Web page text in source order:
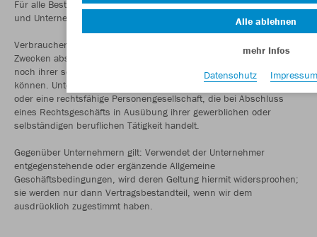
Für alle Bestellungen über unseren Online-Shop durch Verbraucher
und Unternehmer gelten die nachfolgenden AGB.
Verbraucher ist jede natürliche Person, die ein Rechtsgeschäft zu
Zwecken abschließt, die überwiegend weder ihrer gewerblichen
noch ihrer selbständigen beruflichen Tätigkeit zugerechnet werden
können. Unternehmer ist eine natürliche oder juristische Person
oder eine rechtsfähige Personengesellschaft, die bei Abschluss
eines Rechtsgeschäfts in Ausübung ihrer gewerblichen oder
selbständigen beruflichen Tätigkeit handelt.
Gegenüber Unternehmern gilt: Verwendet der Unternehmer
entgegenstehende oder ergänzende Allgemeine
Geschäftsbedingungen, wird deren Geltung hiermit widersprochen;
sie werden nur dann Vertragsbestandteil, wenn wir dem
ausdrücklich zugestimmt haben.
Alle ablehnen
mehr Infos
Datenschutz
Impressum